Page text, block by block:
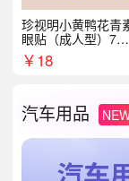
珍视明小黄鸭花青
眼贴（成人型）7对/
盒
￥18
汽车用品